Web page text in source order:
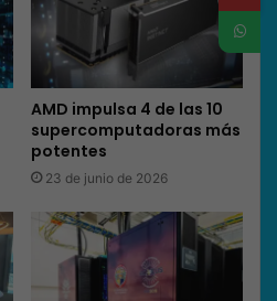
AMD impulsa 4 de las 10
supercomputadoras más
potentes
23 de junio de 2026